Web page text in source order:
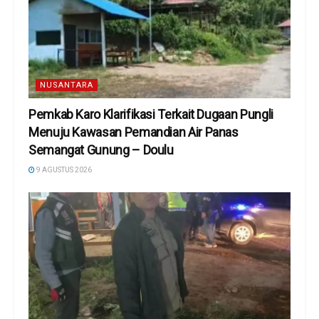
NUSANTARA
Pemkab Karo Klarifikasi Terkait Dugaan Pungli
Menuju Kawasan Pemandian Air Panas
Semangat Gunung – Doulu ‎
9 AGUSTUS 2026